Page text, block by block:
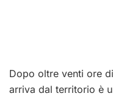
Dopo oltre venti ore
arriva dal territorio è